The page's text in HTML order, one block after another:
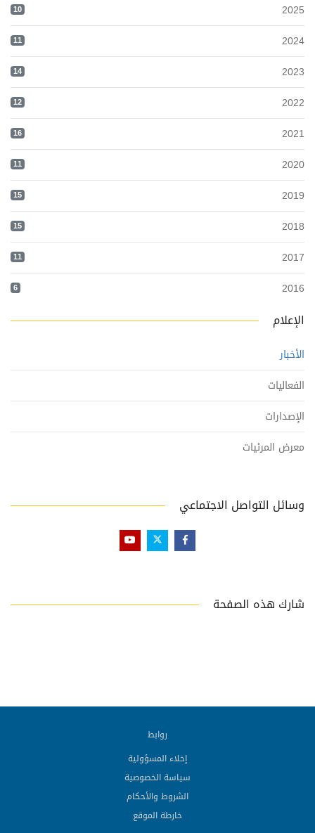
2025
10
2024
11
2023
14
2022
12
2021
16
2020
11
2019
15
2018
15
2017
11
2016
6
الإعلام
الأخبار
الفعاليات
الإصدارات
معرض المرئيات
وسائل التواصل الاجتماعي
شارك هذه الصفحة
روابط
إخلاء المسؤولية
سياسة الخصوصية
الشروط والأحكام
خارطة الموقع